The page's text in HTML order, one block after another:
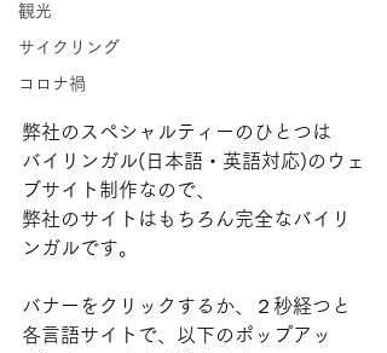
観光
サイクリング
コロナ禍
弊社のスペシャルティーのひとつは
バイリンガル(日本語・英語対応)のウェ
ブサイト制作なので、
弊社のサイトはもちろん完全なバイリ
ンガルです。
バナーをクリックするか、２秒経つと
各言語サイトで、以下のポップアッ